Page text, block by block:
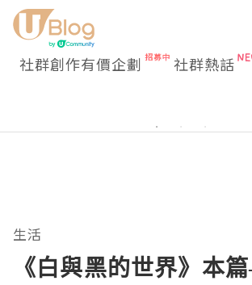
社群創作有價企劃 社群熱話
生活
《白與黑的世界》本